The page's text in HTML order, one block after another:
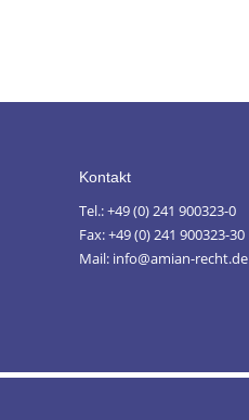
Kontakt
Tel.: +49 (0) 241 900323-0
Fax: +49 (0) 241 900323-30
Mail: info@amian-recht.de